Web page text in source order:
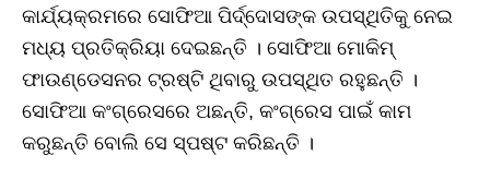
କାର୍ଯ୍ୟକ୍ରମରେ ସୋଫିଆ ପିର୍ଦ୍ଦୋସଙ୍କ ଉପସ୍ଥିତିକୁ ନେଇ
ମଧ୍ୟ ପ୍ରତିକ୍ରିୟା ଦେଇଛନ୍ତି । ସୋଫିଆ ମୋକିମ୍
ଫାଉଣ୍ଡେସନର ଟ୍ରଷ୍ଟି ଥିବାରୁ ଉପସ୍ଥିତ ରହୁଛନ୍ତି ।
ସୋଫିଆ କଂଗ୍ରେସରେ ଅଛନ୍ତି, କଂଗ୍ରେସ ପାଇଁ କାମ
କରୁଛନ୍ତି ବୋଲି ସେ ସ୍ପଷ୍ଟ କରିଛନ୍ତି ।